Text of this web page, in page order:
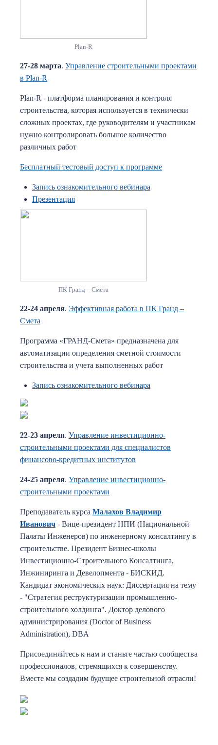
Plan-R
27-28 марта. Управление строительными проектами
в Plan-R
Plan-R - платформа планирования и контроля
строительства, которая используется в технически
сложных проектах, где руководителям и участникам
нужно контролировать большое количество
различных работ
Бесплатный тестовый доступ к программе
Запись ознакомительного вебинара
Презентация
ПК Гранд – Смета
22-24 апреля. Эффективная работа в ПК Гранд –
Смета
Программа «ГРАНД-Смета» предназначена для
автоматизации определения сметной стоимости
строительства и учета выполненных работ
Запись ознакомительного вебинара
22-23 апреля. Управление инвестиционно-
строительными проектами для специалистов
финансово-кредитных институтов
24-25 апреля. Управление инвестиционно-
строительными проектами
Преподаватель курса Малахов Владимир
Иванович - Вице-президент НПИ (Национальной
Палаты Инженеров) по инженерному консалтингу в
строительстве. Президент Бизнес-школы
Инвестиционно-Строительного Консалтинга,
Инжиниринга и Девелопмента - БИСКИД.
Кандидат экономических наук: Диссертация на тему
- "Стратегия реструктуризации промышленно-
строительного холдинга". Доктор делового
администрирования (Doctor of Business
Administration), DBA
Присоединяйтесь к нам и станьте частью сообщества
профессионалов, стремящихся к совершенству.
Вместе мы создадим будущее строительной отрасли!